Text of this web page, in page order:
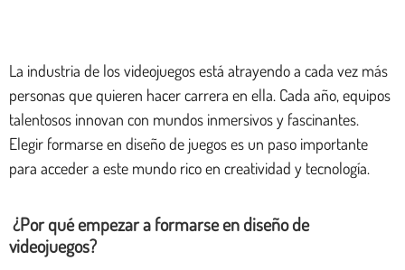
La industria de los videojuegos está atrayendo a cada vez más
personas que quieren hacer carrera en ella. Cada año, equipos
talentosos innovan con mundos inmersivos y fascinantes.
Elegir formarse en diseño de juegos es un paso importante
para acceder a este mundo rico en creatividad y tecnología.
¿Por qué empezar a formarse en diseño de
videojuegos?